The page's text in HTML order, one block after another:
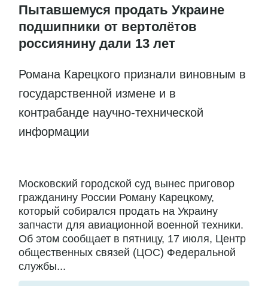
Пытавшемуся продать Украине
подшипники от вертолётов
россиянину дали 13 лет
Романа Карецкого признали виновным в
государственной измене и в
контрабанде научно-технической
информации
Московский городской суд вынес приговор
гражданину России Роману Карецкому,
который собирался продать на Украину
запчасти для авиационной военной техники.
Об этом сообщает в пятницу, 17 июля, Центр
общественных связей (ЦОС) Федеральной
службы...